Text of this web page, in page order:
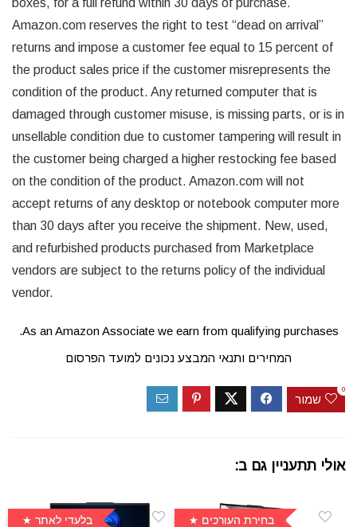
boxes, for a full refund within 30 days of purchase.
Amazon.com reserves the right to test “dead on arrival”
returns and impose a customer fee equal to 15 percent of
the product sales price if the customer misrepresents the
condition of the product. Any returned computer that is
damaged through customer misuse, is missing parts, or is in
unsellable condition due to customer tampering will result in
the customer being charged a higher restocking fee based
on the condition of the product. Amazon.com will not
accept returns of any desktop or notebook computer more
than 30 days after you receive the shipment. New, used,
and refurbished products purchased from Marketplace
vendors are subject to the returns policy of the individual
vendor.
As an Amazon Associate we earn from qualifying purchases.
המחירים ותנאי המבצע נכונים למועד הפרסום
שמור
0
אולי תתעניין גם ב:
בחירת העורכים בלעדי לאתר